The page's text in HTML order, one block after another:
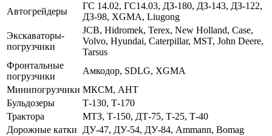
Автогрейдеры
ГС 14.02, ГС14.03, ДЗ-180, ДЗ-143, ДЗ-122,
ДЗ-98, XGMA, Liugong
Экскаваторы-
погрузчики
JCB, Hidromek, Terex, New Holland, Case,
Volvo, Hyundai, Caterpillar, MST, John Deere,
Tarsus
Фронтальные
погрузчики
Амкодор, SDLG, XGMA
Минипогрузчики МКСМ, АНТ
Бульдозеры
Т-130, Т-170
Трактора
МТЗ, Т-150, ДТ-75, Т-25, Т-40
Дорожные катки
ДУ-47, ДУ-54, ДУ-84, Ammann, Bomag